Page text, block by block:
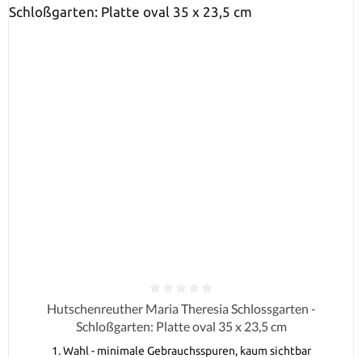
Durchschnittliche Bewertung von 0 von 5 Sternen
Hutschenreuther Maria Theresia Schlossgarten -
Schloßgarten: Platte oval 35 x 23,5 cm
1. Wahl - minimale Gebrauchsspuren, kaum sichtbar